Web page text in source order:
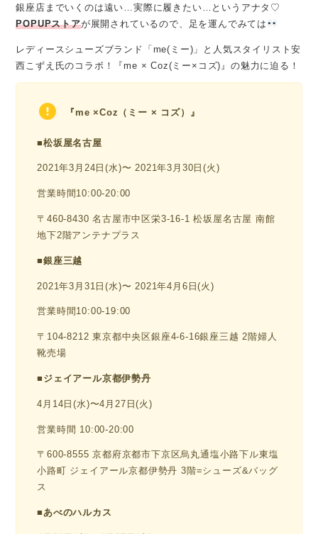
銀座店までいくのは遠い…実際に履きたい…というアナタ♡
POPUPストアが展開されているので、足を運んでみては
レディースシューズブランド「me(ミー)」と人気スタイリスト安
⻄こずえ氏のコラボ！『me × Coz(ミー×コズ)』の魅力に迫る！
『me ×Coz（ミー × コズ）』
■松坂屋名古屋
2021年3月24日(水)〜 2021年3月30日(火)
営業時間10:00-20:00
〒460-8430 名古屋市中区栄3-16-1 松坂屋名古屋 南館
地下2階アンテナプラス
■銀座三越
2021年3月31日(水)〜 2021年4月6日(火)
営業時間10:00-19:00
〒104-8212 東京都中央区銀座4-6-16銀座三越 2階婦人
靴売場
■ ジェイアール京都伊勢丹
4月14日(水)〜4月27日(火)
営業時間 10:00-20:00
〒600-8555 京都府京都市下京区烏丸通塩小路下ル東塩
小路町 ジェイアール京都伊勢丹 3階=シューズ&バッグ
ス
■あべのハルカス